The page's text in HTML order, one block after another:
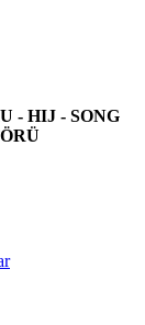
- HIJ - SONG